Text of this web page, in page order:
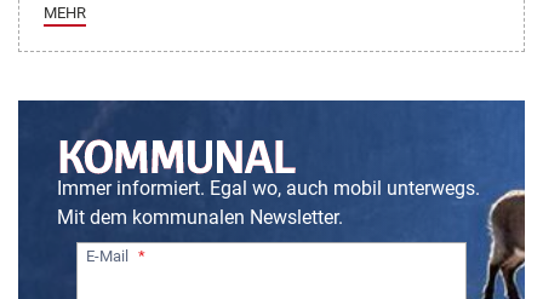
MEHR
Immer informiert. Egal wo, auch mobil unterwegs.
Mit dem kommunalen Newsletter.
E-Mail